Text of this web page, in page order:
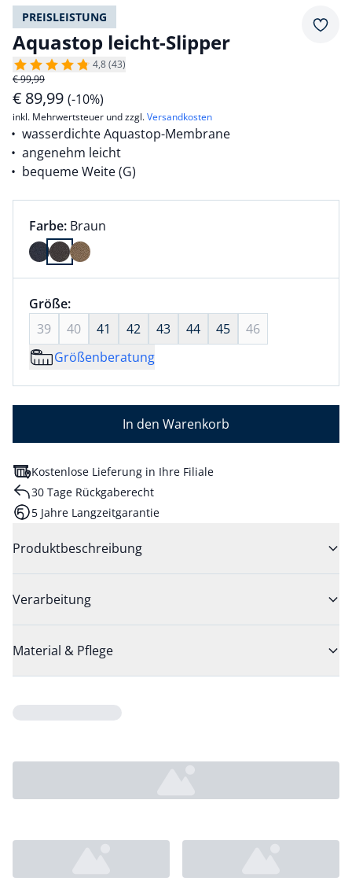
PREISLEISTUNG
Aquastop leicht-Slipper
4,8 (43)
€ 99,99
€ 89,99 (-10%)
inkl. Mehrwertsteuer und zzgl.Versandkosten
wasserdichte Aquastop-Membrane
angenehm leicht
bequeme Weite (G)
Farbauswahl:
Farbe: aktuell ausgewählt:
Braun
Farbe Braun ausgewählt
Größenauswahl:
Größe:nichts ausgewählt
39
40 41 42 43 44 45
46
Größenberatung
In den Warenkorb
Kostenlose Lieferung in Ihre Filiale
30 Tage Rückgaberecht
5 Jahre Langzeitgarantie
Produktbeschreibung
Verarbeitung
Material & Pflege